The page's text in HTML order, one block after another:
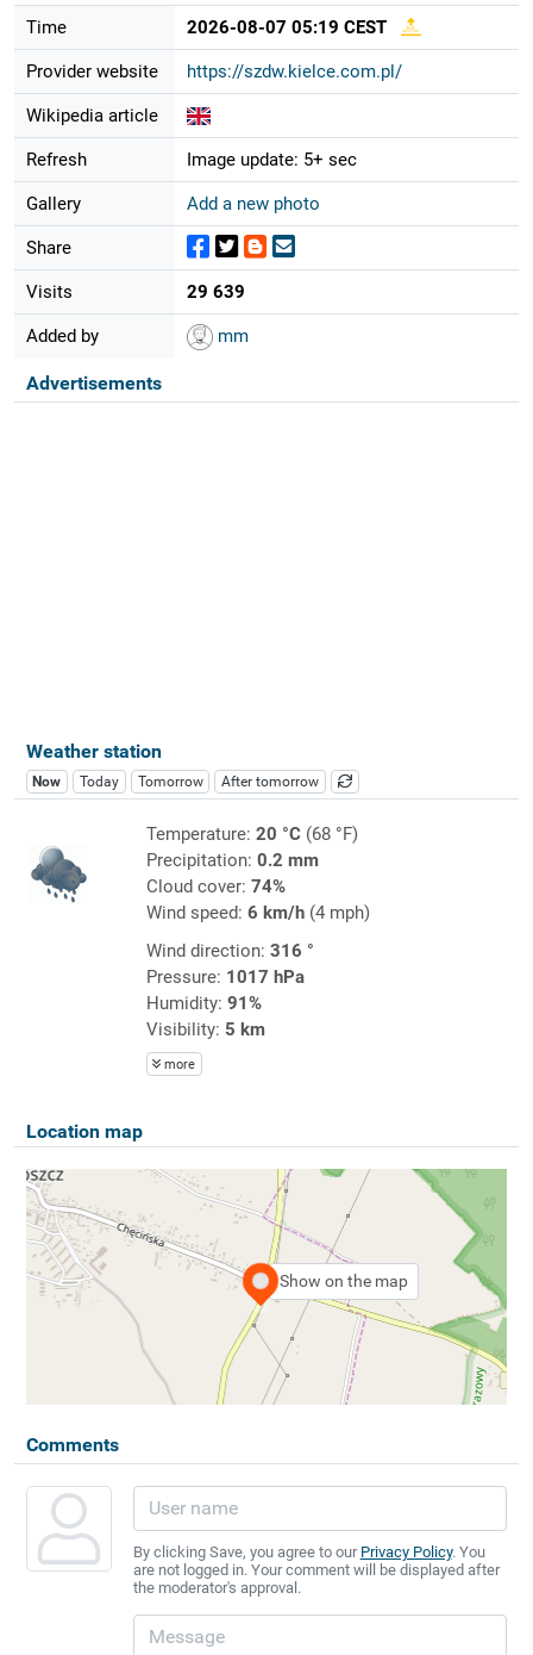
Time 2026-08-07 05:19 CEST
Provider website https://szdw.kielce.com.pl/
Wikipedia article
Refresh Image update: 5+ sec
Gallery Add a new photo
Share
Visits 29 639
Added by mm
Advertisements
Weather station
Now Today Tomorrow After tomorrow
Temperature: 20 °C(68 °F)
Precipitation: 0.2 mm
Cloud cover: 74%
Wind speed: 6 km/h(4 mph)
Wind direction: 316 °
Pressure: 1017 hPa
Humidity: 91%
Visibility: 5 km
more
Location map
Show on the map
Comments
By clicking Save, you agree to our Privacy Policy. You
are not logged in. Your comment will be displayed after
the moderator's approval.